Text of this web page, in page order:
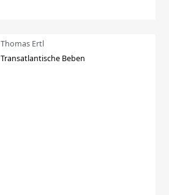
Thomas Ertl
Transatlantische Beben